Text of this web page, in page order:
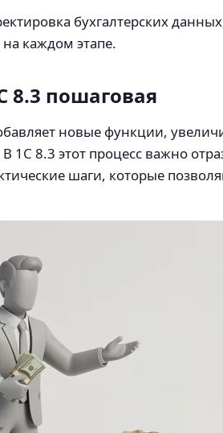
бухгалтерских
каждом этапе.
8.3 пошаговая
новые функции,
8.3 этот процесс важно
шаги, которые